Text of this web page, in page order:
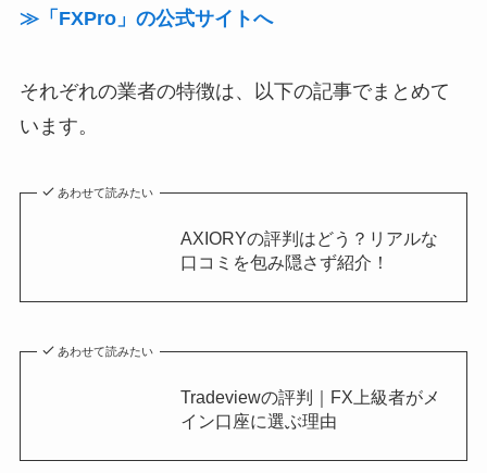
≫「FXPro」の公式サイトへ
それぞれの業者の特徴は、以下の記事でまとめて
います。
あわせて読みたい
AXIORYの評判はどう？リアルな
口コミを包み隠さず紹介！
あわせて読みたい
Tradeviewの評判｜FX上級者がメ
イン口座に選ぶ理由